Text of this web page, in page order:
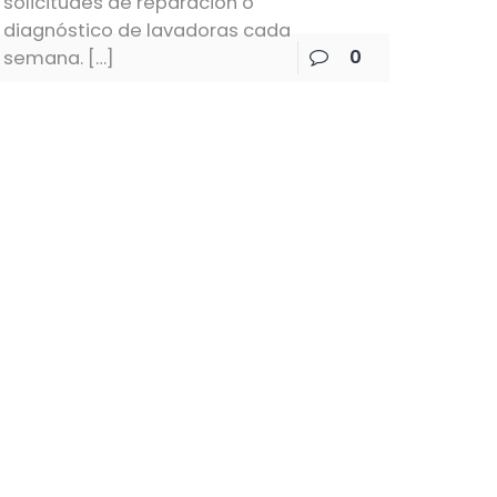
diagnóstico de lavadoras cada
semana. […] 0